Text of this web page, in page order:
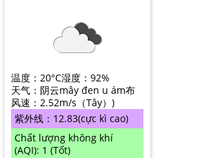
QUẢNG NAM
ĐỒNG THÁP
HÀ NAM
KIÊN GIANG
温度： 20°C湿度： 92%
天气：阴云mây đen u ám布
风速： 2.52m/s （Tây） )
紫外线： 12.83(cực kì cao)
Chất lượng không khí
(AQI): 1 (Tốt)